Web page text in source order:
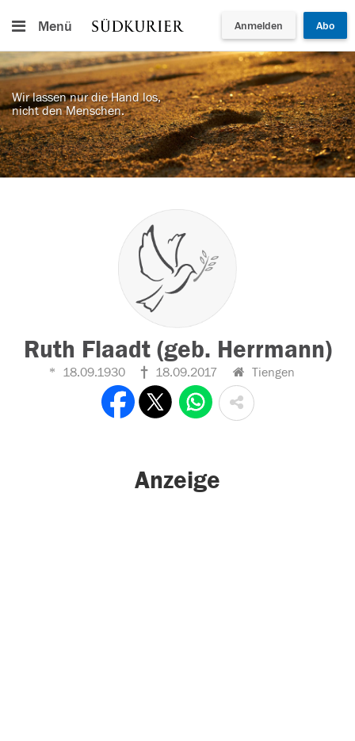
Menü Anmelden Abo
Wir lassen nur die Hand los,
nicht den Menschen.
Ruth Flaadt (geb. Herrmann)
18.09.1930 18.09.2017 Tiengen
Anzeige